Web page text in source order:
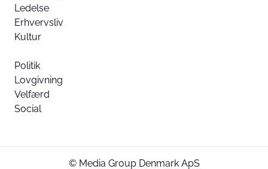
Ledelse
Erhvervsliv
Kultur
Politik
Lovgivning
Velfærd
Social
© Media Group Denmark ApS